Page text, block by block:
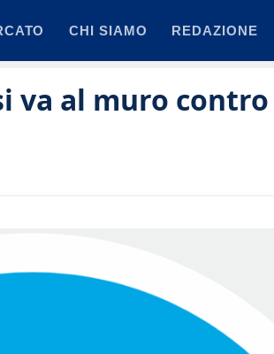
CHI SIAMO REDAZIONE
va al muro contro